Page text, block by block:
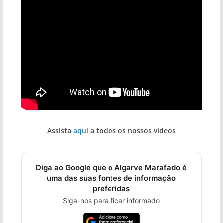
Assista aqui a todos os nossos vídeos
Diga ao Google que o Algarve Marafado é
uma das suas fontes de informação
preferidas
Siga-nos para ficar informado